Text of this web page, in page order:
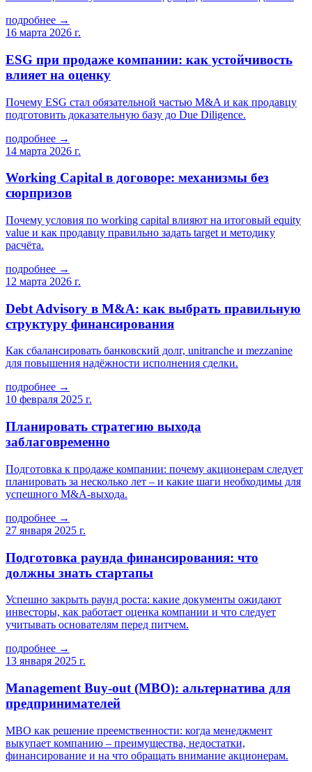
подробнее →
16 марта 2026 г.
ESG при продаже компании: как устойчивость
влияет на оценку
Почему ESG стал обязательной частью M&A и как продавцу
подготовить доказательную базу до Due Diligence.
подробнее →
14 марта 2026 г.
Working Capital в договоре: механизмы без
сюрпризов
Почему условия по working capital влияют на итоговый equity
value и как продавцу правильно задать target и методику
расчёта.
подробнее →
12 марта 2026 г.
Debt Advisory в M&A: как выбрать правильную
структуру финансирования
Как сбалансировать банковский долг, unitranche и mezzanine
для повышения надёжности исполнения сделки.
подробнее →
10 февраля 2025 г.
Планировать стратегию выхода
заблаговременно
Подготовка к продаже компании: почему акционерам следует
планировать за несколько лет – и какие шаги необходимы для
успешного M&A-выхода.
подробнее →
27 января 2025 г.
Подготовка раунда финансирования: что
должны знать стартапы
Успешно закрыть раунд роста: какие документы ожидают
инвесторы, как работает оценка компании и что следует
учитывать основателям перед питчем.
подробнее →
13 января 2025 г.
Management Buy-out (MBO): альтернатива для
предпринимателей
MBO как решение преемственности: когда менеджмент
выкупает компанию – преимущества, недостатки,
финансирование и на что обращать внимание акционерам.